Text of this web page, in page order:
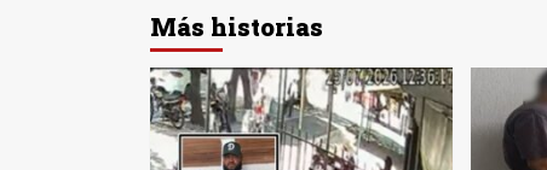
Más historias